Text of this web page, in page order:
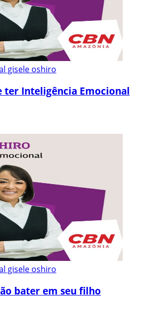
gisele oshiro
ter Inteligência Emocional
gisele oshiro
bater em seu filho